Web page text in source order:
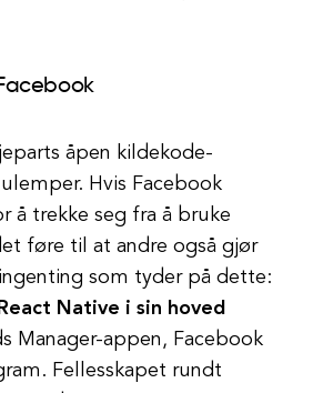
åpen kildekode-
Hvis Facebook
å trekke seg fra å bruke
føre til at andre også gjør
som tyder på dette:
Native i sin hoved
Manager-appen, Facebook
Fellesskapet rundt